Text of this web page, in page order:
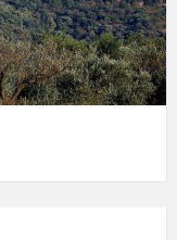
d'Emma Zafon